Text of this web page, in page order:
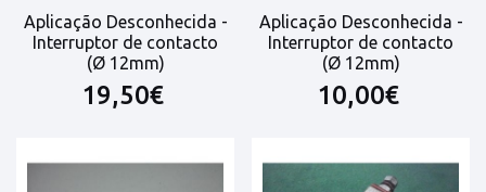
Aplicação Desconhecida -
Interruptor de contacto
(Ø 12mm)
19,50€
Aplicação Desconhecida -
Interruptor de contacto
(Ø 12mm)
10,00€